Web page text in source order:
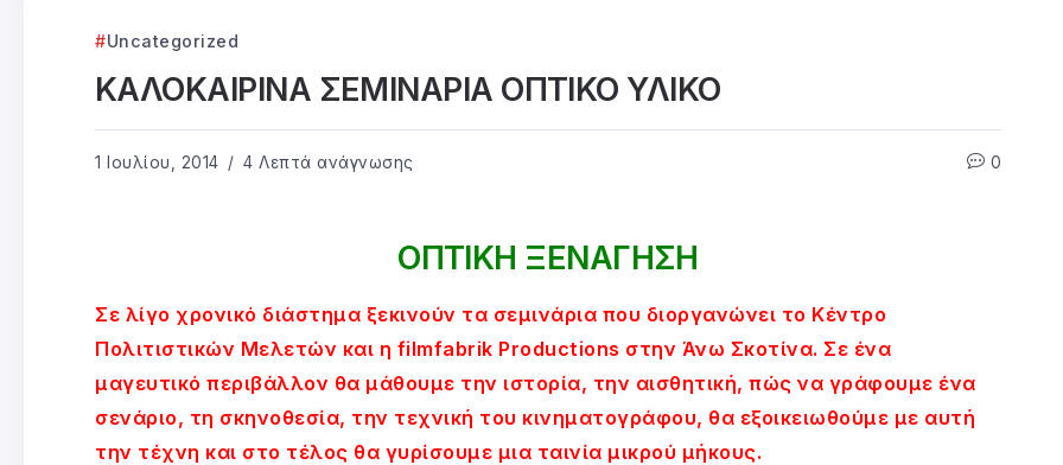
Uncategorized
ΚΑΛΟΚΑΙΡΙΝΑ ΣΕΜΙΝΑΡΙΑ ΟΠΤΙΚΟ ΥΛΙΚΟ
1 Ιουλίου, 2014 4 Λεπτά ανάγνωσης 0
ΟΠΤΙΚΗ ΞΕΝΑΓΗΣΗ
Σε λίγο χρονικό διάστημα ξεκινούν τα σεμινάρια που διοργανώνει το Κέντρο
Πολιτιστικών Μελετών και η filmfabrik Productions στην Άνω Σκοτίνα. Σε ένα
μαγευτικό περιβάλλον θα μάθουμε την ιστορία, την αισθητική, πώς να γράφουμε ένα
σενάριο, τη σκηνοθεσία, την τεχνική του κινηματογράφου, θα εξοικειωθούμε με αυτή
την τέχνη και στο τέλος θα γυρίσουμε μια ταινία μικρού μήκους.